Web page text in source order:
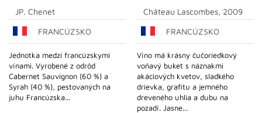
JP. Chenet
FRANCÚZSKO
Jednotka medzi francúzskymi
vínami. Vyrobené z odrôd
Cabernet Sauvignon (60 %) a
Syrah (40 %), pestovaných na
juhu Francúzska...
Château Lascombes, 2009
FRANCÚZSKO
Víno má krásny čučoriedkový
voňavý buket s náznakmi
akáciových kvetov, sladkého
drievka, grafitu a jemného
dreveného uhlia a dubu na
pozadí. Jasne...